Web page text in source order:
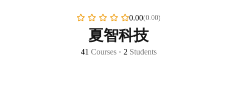
0.00(0.00)
夏智科技
41 Courses • 2 Students